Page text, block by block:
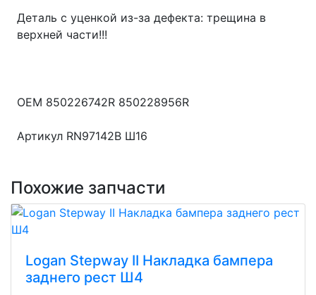
Деталь с уценкой из-за дефекта: трещина в
верхней части!!!
OEM 850226742R 850228956R
Артикул RN97142B Ш16
Похожие запчасти
Logan Stepway II Накладка бампера
заднего рест Ш4